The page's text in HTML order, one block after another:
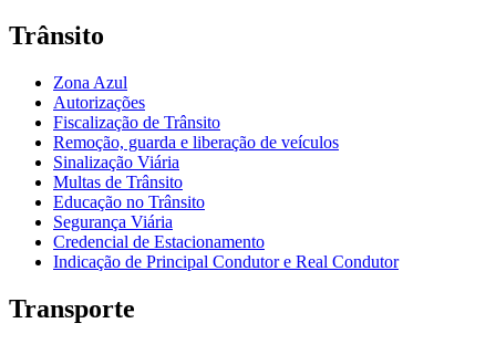
Trânsito
Zona Azul
Autorizações
Fiscalização de Trânsito
Remoção, guarda e liberação de veículos
Sinalização Viária
Multas de Trânsito
Educação no Trânsito
Segurança Viária
Credencial de Estacionamento
Indicação de Principal Condutor e Real Condutor
Transporte